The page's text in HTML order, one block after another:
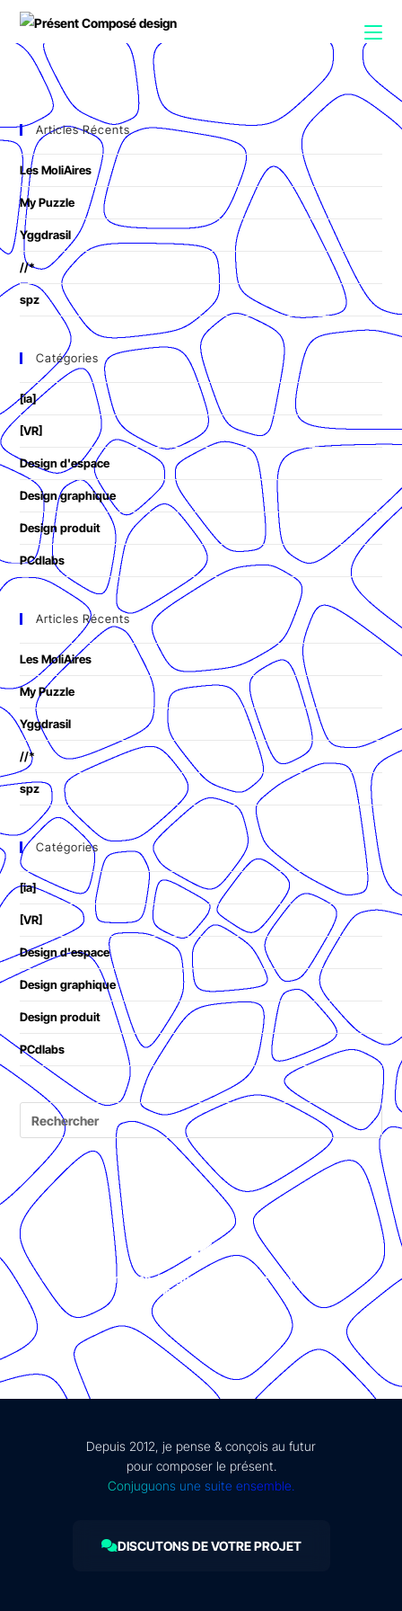
Articles Récents
Les MoliAires
My Puzzle
Yggdrasil
//*
spz
Catégories
[ia]
[VR]
Design d'espace
Design graphique
Design produit
PCdlabs
Articles Récents
Les MoliAires
My Puzzle
Yggdrasil
//*
spz
Catégories
[ia]
[VR]
Design d'espace
Design graphique
Design produit
PCdlabs
© Présent Composé design - 2024 - Tous droits réservés -
mentions légales
Depuis 2012, je pense & conçois au futur
pour composer le présent.
Conjuguons une suite ensemble.
DISCUTONS DE VOTRE PROJET